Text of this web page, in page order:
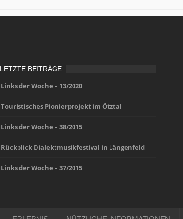
LETZTE BEITRÄGE
Links der Woche – 13/2020
Touristisches Pionierprojekt im Ötztal
Links der Woche – 38/2015
Rückblick Dialektmusikfestival in Längenfeld
Links der Woche – 37/2015